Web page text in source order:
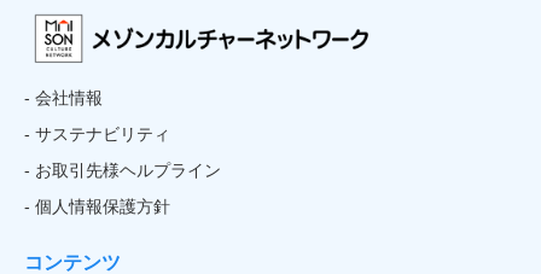
- 会社情報
- サステナビリティ
- お取引先様ヘルプライン
- 個人情報保護方針
コンテンツ